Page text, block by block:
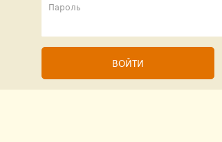
Пароль
ВОЙТИ